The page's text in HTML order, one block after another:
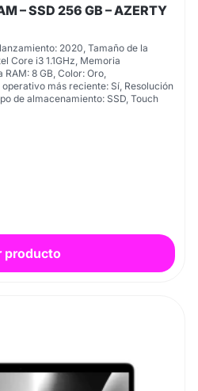
– SSD 256 GB – AZERTY
2020, Tamaño de la
Core i3 1.1GHz, Memoria
8 GB, Color: Oro,
más reciente: Sí, Resolución
de almacenamiento: SSD, Touch
producto